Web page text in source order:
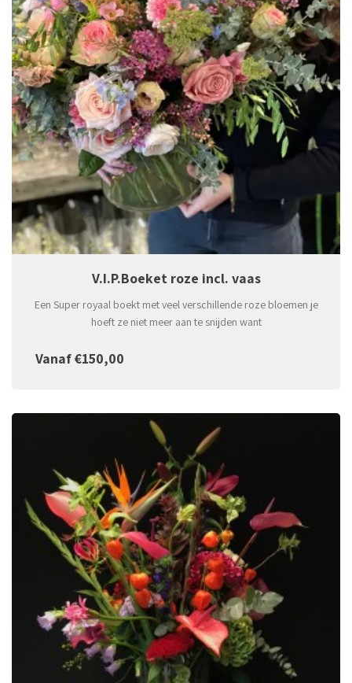
V.I.P.Boeket roze incl. vaas
Een Super royaal boekt met veel verschillende roze bloemen je
hoeft ze niet meer aan te snijden want
Vanaf €150,00